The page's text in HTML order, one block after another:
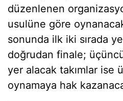
düzenlenen
usulüne göre
sonunda ilk iki sırada
doğrudan finale;
yer alacak takımlar ise
oynamaya hak